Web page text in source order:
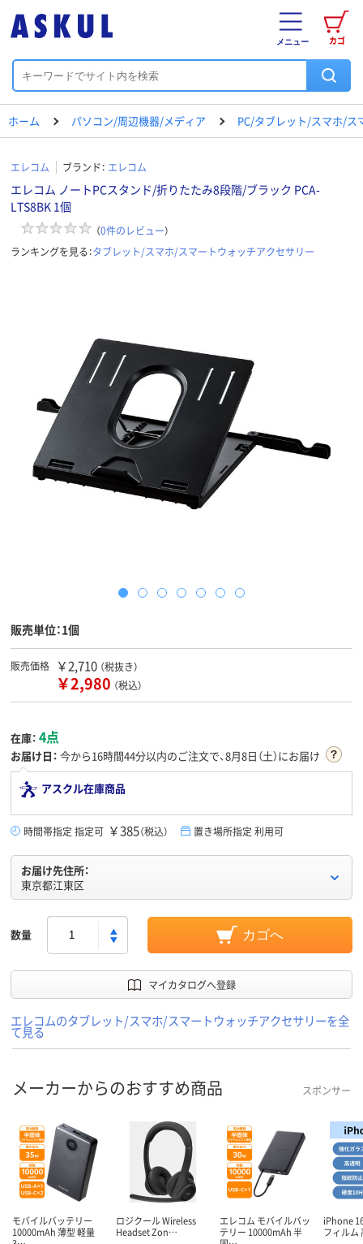
カゴ
メニュー
ホーム パソコン/周辺機器/メディア PC/タブレット/スマホ/ス
エレコム ブランド： エレコム
エレコム ノートPCスタンド/折りたたみ8段階/ブラック PCA-
LTS8BK 1個
（0件のレビュー）
ランキングを見る：タブレット/スマホ/スマートウォッチアクセサリー
販売単位：1個
販売価格 ￥2,710 （税抜き）
￥2,980 （税込）
在庫： 4点
お届け日： 今から16時間44分以内のご注文で、8月8日（土）にお届け
アスクル在庫商品
時間帯指定 指定可 ￥385（税込） 置き場所指定 利用可
お届け先住所：
東京都江東区
数量 カゴへ
マイカタログへ登録
エレコムのタブレット/スマホ/スマートウォッチアクセサリーを全
て見る
メーカーからのおすすめ商品 スポンサー
モバイルバッテリー
10000mAh 薄型 軽量
ロジクール Wireless
Headset Zon…
エレコム モバイルバッ
テリー 10000mAh 半
iPhone
フィル